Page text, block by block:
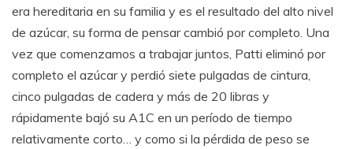
era hereditaria en su familia y es el resultado del alto nivel
de azúcar, su forma de pensar cambió por completo. Una
vez que comenzamos a trabajar juntos, Patti eliminó por
completo el azúcar y perdió siete pulgadas de cintura,
cinco pulgadas de cadera y más de 20 libras y
rápidamente bajó su A1C en un período de tiempo
relativamente corto… y como si la pérdida de peso se